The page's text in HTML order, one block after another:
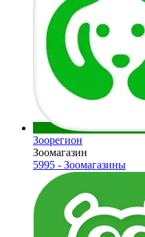
Зоорегион
Зоомагазин
5995 - Зоомагазины